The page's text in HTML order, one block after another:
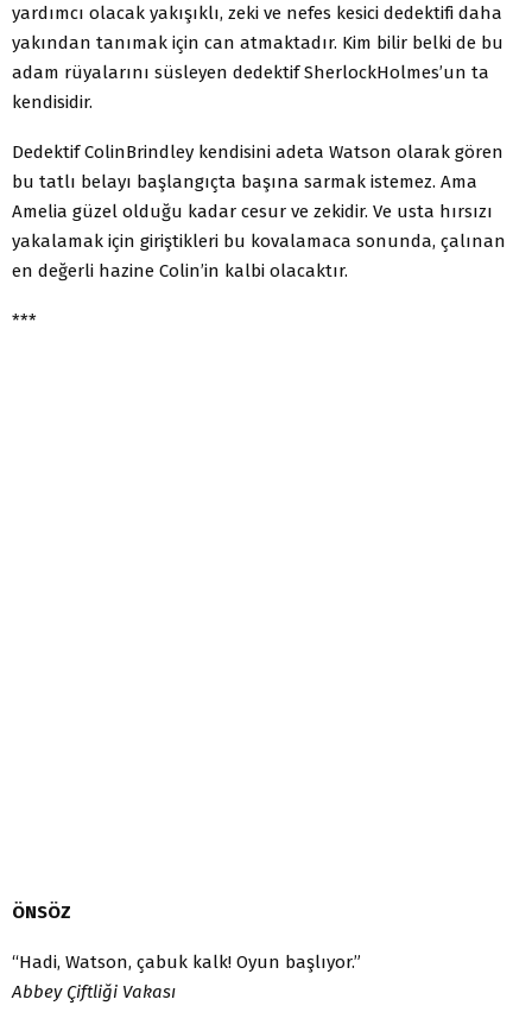
yardımcı olacak yakışıklı, zeki ve nefes kesici dedektifi daha
yakından tanımak için can atmaktadır. Kim bilir belki de bu
adam rüyalarını süsleyen dedektif SherlockHolmes’un ta
kendisidir.
Dedektif ColinBrindley kendisini adeta Watson olarak gören
bu tatlı belayı başlangıçta başına sarmak istemez. Ama
Amelia güzel olduğu kadar cesur ve zekidir. Ve usta hırsızı
yakalamak için giriştikleri bu kovalamaca sonunda, çalınan
en değerli hazine Colin’in kalbi olacaktır.
***
ÖNSÖZ
“Hadi, Watson, çabuk kalk! Oyun başlıyor.”
Abbey Çiftliği Vakası